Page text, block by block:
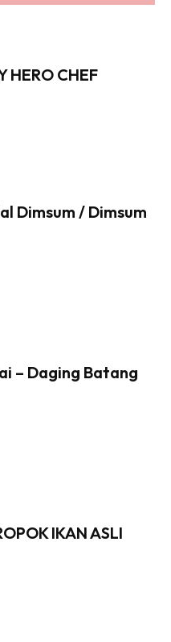
HERO CHEF
Dimsum / Dimsum
– Daging Batang
IKAN ASLI